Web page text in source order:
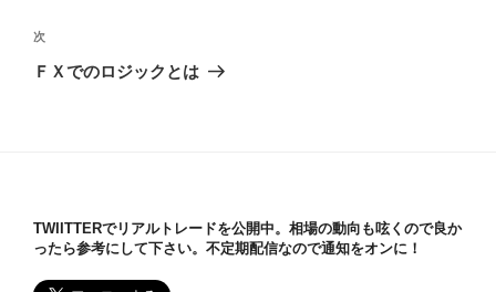
ビ
ゲ
投
稿
次
の
次
ＦＸでのロジックとは
TWIITTERでリアルトレードを公開中。相場の動向も呟くので良か
ったら参考にして下さい。不定期配信なので通知をオンに！